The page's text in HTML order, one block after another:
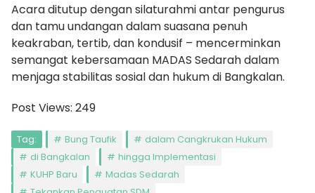
Acara ditutup dengan silaturahmi antar pengurus
dan tamu undangan dalam suasana penuh
keakraban, tertib, dan kondusif – mencerminkan
semangat kebersamaan MADAS Sedarah dalam
menjaga stabilitas sosial dan hukum di Bangkalan.
Post Views: 249
Tag: Bung Taufik
dalam Cangkrukan Hukum
di Bangkalan
hingga Implementasi
KUHP Baru
Madas Sedarah